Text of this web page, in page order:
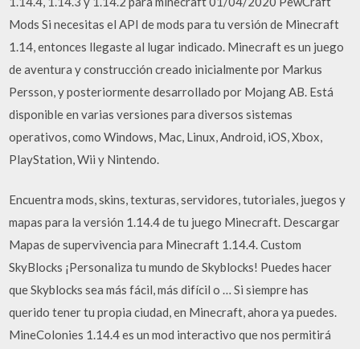
Mods Si necesitas el API de mods para tu versión de Minecraft
1.14, entonces llegaste al lugar indicado. Minecraft es un juego
de aventura y construcción creado inicialmente por Markus
Persson, y posteriormente desarrollado por Mojang AB. Está
disponible en varias versiones para diversos sistemas
operativos, como Windows, Mac, Linux, Android, iOS, Xbox,
PlayStation, Wii y Nintendo.
Encuentra mods, skins, texturas, servidores, tutoriales, juegos y
mapas para la versión 1.14.4 de tu juego Minecraft. Descargar
Mapas de supervivencia para Minecraft 1.14.4. Custom
SkyBlocks ¡Personaliza tu mundo de Skyblocks! Puedes hacer
que Skyblocks sea más fácil, más difícil o … Si siempre has
querido tener tu propia ciudad, en Minecraft, ahora ya puedes.
MineColonies 1.14.4 es un mod interactivo que nos permitirá